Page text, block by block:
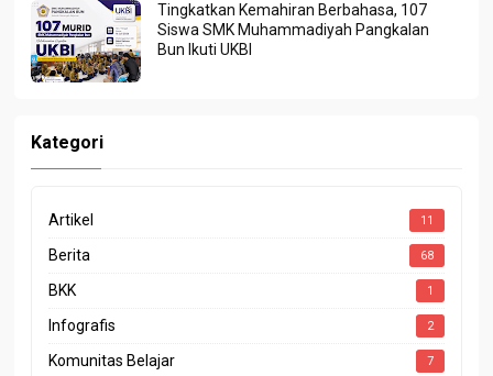
Tingkatkan Kemahiran Berbahasa, 107
Siswa SMK Muhammadiyah Pangkalan
Bun Ikuti UKBI
Kategori
Artikel 11
Berita 68
BKK 1
Infografis 2
Komunitas Belajar 7